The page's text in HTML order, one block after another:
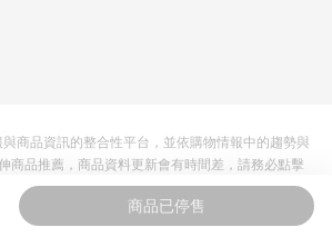
商品已停售
商品資訊的整合性平台，並依購物情報中的趨勢與
商品推薦，商品資料更新會有時間差，請務必點擊
認現售價與購物條件，一切資訊以合作廠商網頁為